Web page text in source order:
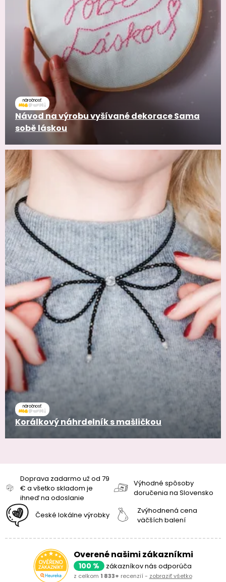
náročnosť
Návod na výrobu vyšívané dekorace Sama
sobě láskou
náročnosť
Korálkový náhrdelník s mašličkou
Doprava zadarmo už od 79
€ a všetko skladom je
ihneď na odoslanie
Výhodné spôsoby
doručenia na Slovensko
České lokálne výrobky
Zvýhodnená cena
väčších balení
Overené našimi zákazníkmi
100 % zákazníkov nás odporúča
z celkom 1 833+ recenzií - zobraziť všetko